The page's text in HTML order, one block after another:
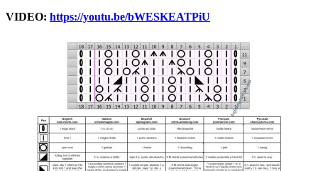
VIDEO: https://youtu.be/bWESKEATPiU